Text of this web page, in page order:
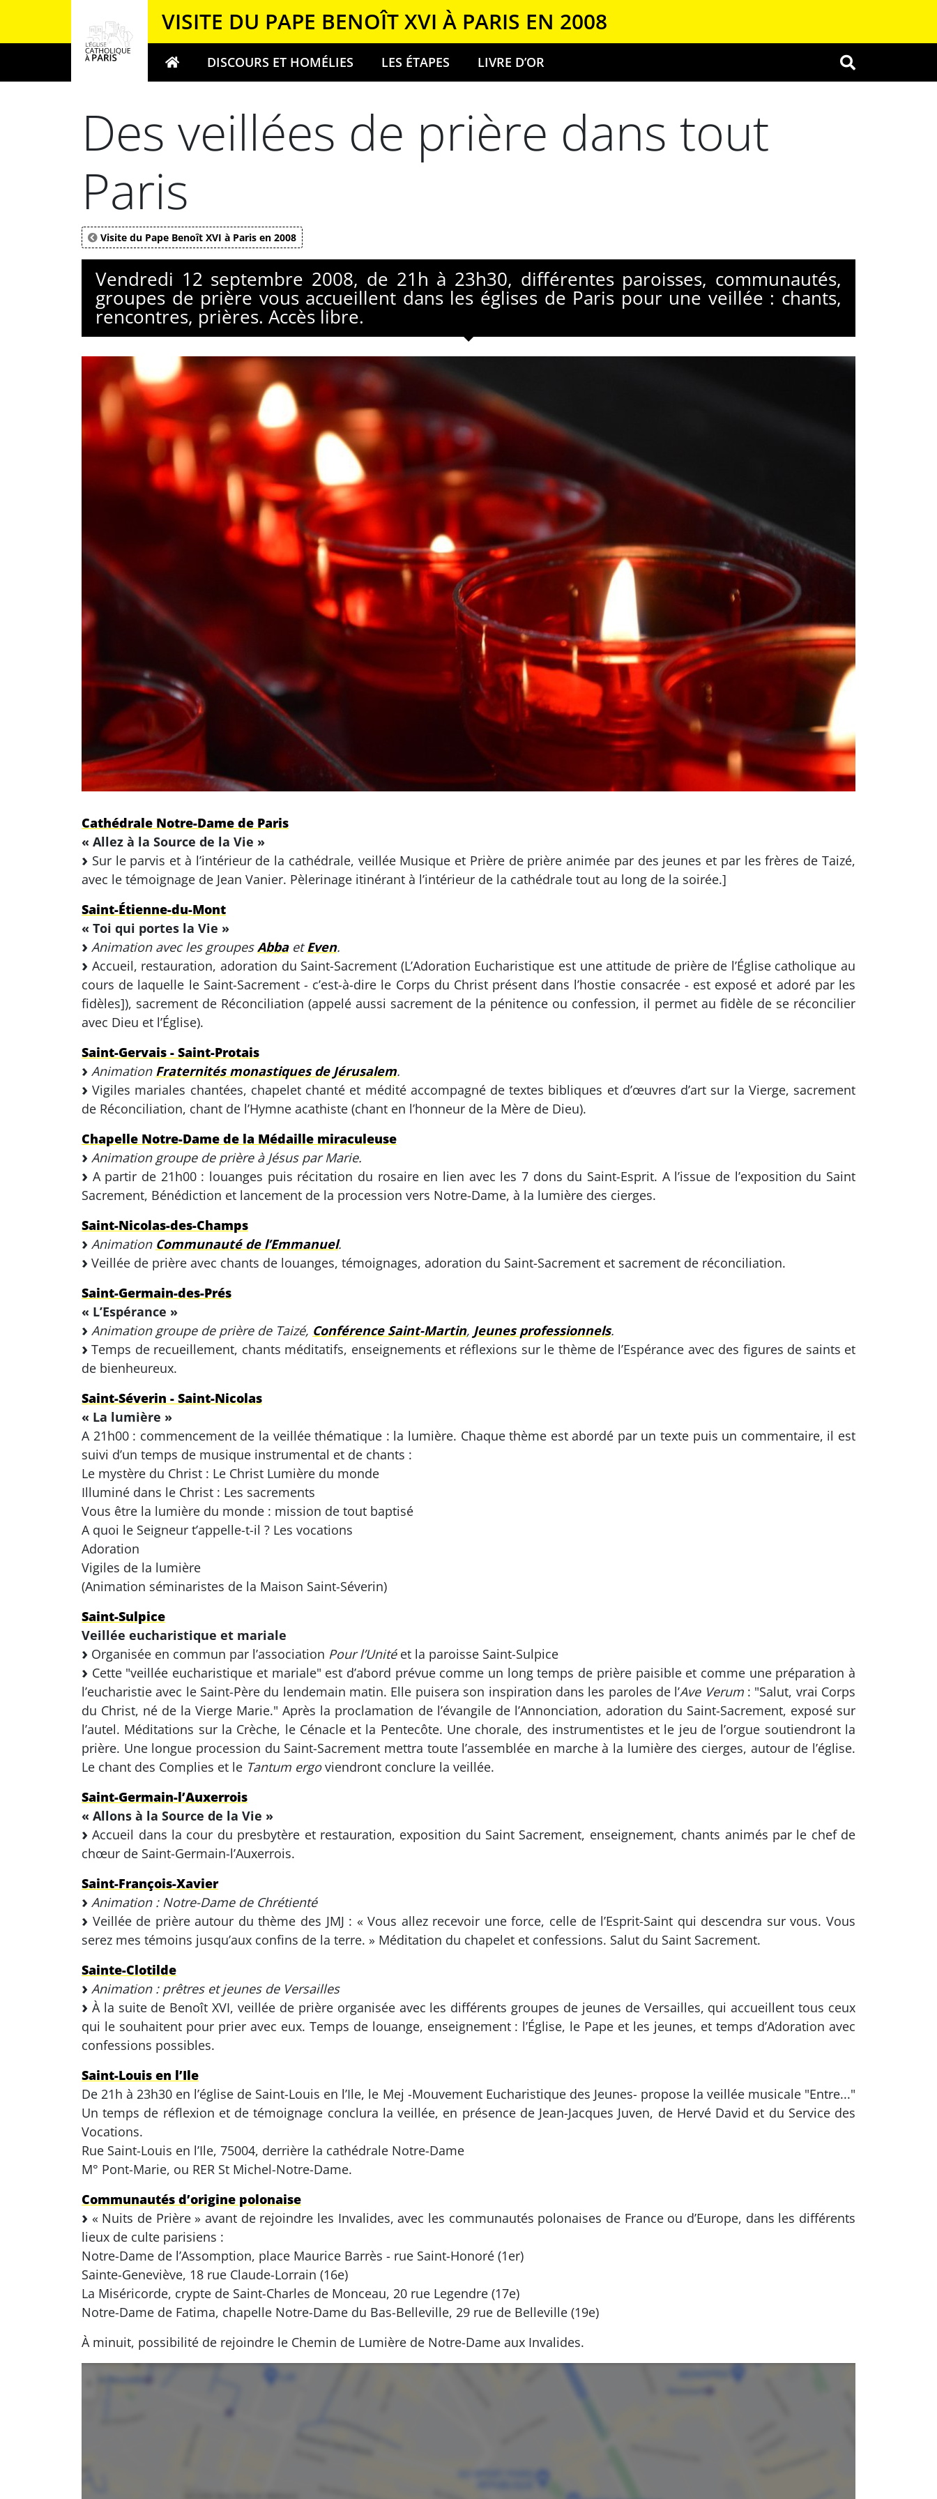
VISITE DU PAPE BENOÎT XVI À PARIS EN 2008
Votre recherche OK
DISCOURS ET HOMÉLIES LES ÉTAPES LIVRE D’OR
Des veillées de prière dans tout
Paris
Visite du Pape Benoît XVI à Paris en 2008
Vendredi 12 septembre 2008, de 21h à 23h30, différentes paroisses, communautés,
groupes de prière vous accueillent dans les églises de Paris pour une veillée : chants,
rencontres, prières. Accès libre.
Cathédrale Notre-Dame de Paris
« Allez à la Source de la Vie »
Sur le parvis et à l’intérieur de la cathédrale, veillée Musique et Prière de prière animée par des jeunes et par les frères de Taizé,
avec le témoignage de Jean Vanier. Pèlerinage itinérant à l’intérieur de la cathédrale tout au long de la soirée.]
Saint-Étienne-du-Mont
« Toi qui portes la Vie »
Animation avec les groupesAbbaetEven.
Accueil, restauration, adoration du Saint-Sacrement (L’Adoration Eucharistique est une attitude de prière de l’Église catholique au
cours de laquelle le Saint-Sacrement - c’est-à-dire le Corps du Christ présent dans l’hostie consacrée - est exposé et adoré par les
fidèles]), sacrement de Réconciliation (appelé aussi sacrement de la pénitence ou confession, il permet au fidèle de se réconcilier
avec Dieu et l’Église).
Saint-Gervais - Saint-Protais
Animation Fraternités monastiques de Jérusalem.
Vigiles mariales chantées, chapelet chanté et médité accompagné de textes bibliques et d’œuvres d’art sur la Vierge, sacrement
de Réconciliation, chant de l’Hymne acathiste (chant en l’honneur de la Mère de Dieu).
Chapelle Notre-Dame de la Médaille miraculeuse
Animation groupe de prière à Jésus par Marie.
A partir de 21h00 : louanges puis récitation du rosaire en lien avec les 7 dons du Saint-Esprit. A l’issue de l’exposition du Saint
Sacrement, Bénédiction et lancement de la procession vers Notre-Dame, à la lumière des cierges.
Saint-Nicolas-des-Champs
Animation Communauté de l’Emmanuel.
Veillée de prière avec chants de louanges, témoignages, adoration du Saint-Sacrement et sacrement de réconciliation.
Saint-Germain-des-Prés
« L’Espérance »
Animation groupe de prière de Taizé, Conférence Saint-Martin, Jeunes professionnels.
Temps de recueillement, chants méditatifs, enseignements et réflexions sur le thème de l’Espérance avec des figures de saints et
de bienheureux.
Saint-Séverin - Saint-Nicolas
« La lumière »
A 21h00 : commencement de la veillée thématique : la lumière. Chaque thème est abordé par un texte puis un commentaire, il est
suivi d’un temps de musique instrumental et de chants :
Le mystère du Christ : Le Christ Lumière du monde
Illuminé dans le Christ : Les sacrements
Vous être la lumière du monde : mission de tout baptisé
A quoi le Seigneur t’appelle-t-il ? Les vocations
Adoration
Vigiles de la lumière
(Animation séminaristes de la Maison Saint-Séverin)
Saint-Sulpice
Veillée eucharistique et mariale
Organisée en commun par l’association Pour l’Unitéet la paroisse Saint-Sulpice
Cette "veillée eucharistique et mariale" est d’abord prévue comme un long temps de prière paisible et comme une préparation à
l’eucharistie avec le Saint-Père du lendemain matin. Elle puisera son inspiration dans les paroles de l’Ave Verum: "Salut, vrai Corps
du Christ, né de la Vierge Marie." Après la proclamation de l’évangile de l’Annonciation, adoration du Saint-Sacrement, exposé sur
l’autel. Méditations sur la Crèche, le Cénacle et la Pentecôte. Une chorale, des instrumentistes et le jeu de l’orgue soutiendront la
prière. Une longue procession du Saint-Sacrement mettra toute l’assemblée en marche à la lumière des cierges, autour de l’église.
Le chant des Complies et le Tantum ergoviendront conclure la veillée.
Saint-Germain-l’Auxerrois
« Allons à la Source de la Vie »
Accueil dans la cour du presbytère et restauration, exposition du Saint Sacrement, enseignement, chants animés par le chef de
chœur de Saint-Germain-l’Auxerrois.
Saint-François-Xavier
Animation : Notre-Dame de Chrétienté
Veillée de prière autour du thème des JMJ : « Vous allez recevoir une force, celle de l’Esprit-Saint qui descendra sur vous. Vous
serez mes témoins jusqu’aux confins de la terre. » Méditation du chapelet et confessions. Salut du Saint Sacrement.
Sainte-Clotilde
Animation : prêtres et jeunes de Versailles
À la suite de Benoît XVI, veillée de prière organisée avec les différents groupes de jeunes de Versailles, qui accueillent tous ceux
qui le souhaitent pour prier avec eux. Temps de louange, enseignement : l’Église, le Pape et les jeunes, et temps d’Adoration avec
confessions possibles.
Saint-Louis en l’Ile
De 21h à 23h30 en l’église de Saint-Louis en l’Ile, le Mej -Mouvement Eucharistique des Jeunes- propose la veillée musicale "Entre..."
Un temps de réflexion et de témoignage conclura la veillée, en présence de Jean-Jacques Juven, de Hervé David et du Service des
Vocations.
Rue Saint-Louis en l’Ile, 75004, derrière la cathédrale Notre-Dame
M° Pont-Marie, ou RER St Michel-Notre-Dame.
Communautés d’origine polonaise
« Nuits de Prière » avant de rejoindre les Invalides, avec les communautés polonaises de France ou d’Europe, dans les différents
lieux de culte parisiens :
Notre-Dame de l’Assomption, place Maurice Barrès - rue Saint-Honoré (1er)
Sainte-Geneviève, 18 rue Claude-Lorrain (16e)
La Miséricorde, crypte de Saint-Charles de Monceau, 20 rue Legendre (17e)
Notre-Dame de Fatima, chapelle Notre-Dame du Bas-Belleville, 29 rue de Belleville (19e)
À minuit, possibilité de rejoindre le Chemin de Lumière de Notre-Dame aux Invalides.